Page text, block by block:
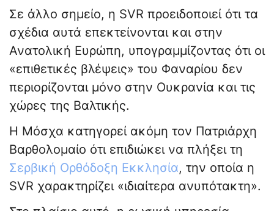
Σε άλλο σημείο, η SVR προειδοποιεί ότι τα
σχέδια αυτά επεκτείνονται και στην
Ανατολική Ευρώπη, υπογραμμίζοντας ότι οι
«επιθετικές βλέψεις» του Φαναρίου δεν
περιορίζονται μόνο στην Ουκρανία και τις
χώρες της Βαλτικής.
Η Μόσχα κατηγορεί ακόμη τον Πατριάρχη
Βαρθολομαίο ότι επιδιώκει να πλήξει τη
Σερβική Ορθόδοξη Εκκλησία, την οποία η
SVR χαρακτηρίζει «ιδιαίτερα ανυπότακτη».